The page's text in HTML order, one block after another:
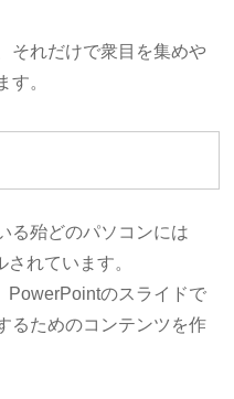
それだけで衆目を集めや
す。
る殆どのパソコンには
れています。
PowerPointのスライドで
るためのコンテンツを作